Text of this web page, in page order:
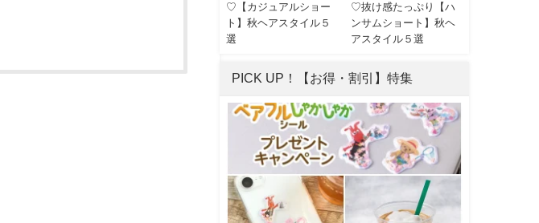
♡【カジュアルショー
ト】秋ヘアスタイル５
選
♡抜け感たっぷり【ハ
ンサムショート】秋ヘ
アスタイル５選
PICK UP！【お得・割引】特集